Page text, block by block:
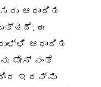
ಆಧಾರಿತ
ಈ
ಆಧಾರಿತ
ಬೇಸ್ ನಂತೆ
ಇದನ್ನು